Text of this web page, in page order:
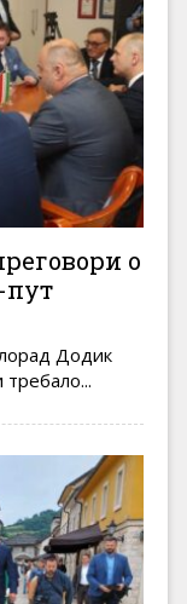
о
пут
Додик